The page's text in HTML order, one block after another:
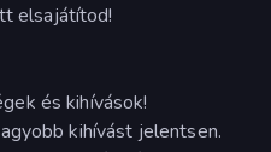
elsajátítod!
és kihívások!
kihívást jelentsen.